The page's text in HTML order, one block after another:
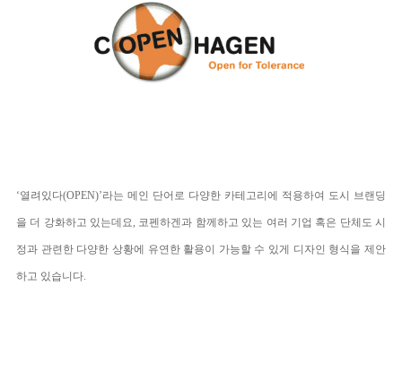
‘열려있다(OPEN)’라는 메인 단어로 다양한 카테고리에 적용하여 도시 브랜딩
을 더 강화하고 있는데요, 코펜하겐과 함께하고 있는 여러 기업 혹은 단체도 시
정과 관련한 다양한 상황에 유연한 활용이 가능할 수 있게 디자인 형식을 제안
하고 있습니다.